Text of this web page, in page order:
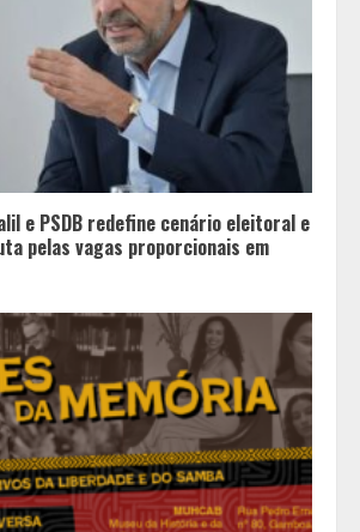
e PSDB redefine cenário eleitoral e
pelas vagas proporcionais em